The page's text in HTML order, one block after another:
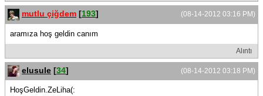
(08-14-2012 03:16 PM)
mutlu çiğdem [193]
aramıza hoş geldin canım
Alıntı
(08-14-2012 03:18 PM)
elusule [34]
HoşGeldin.ZeLiha(: